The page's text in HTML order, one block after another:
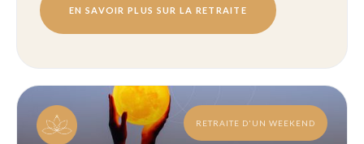
EN SAVOIR PLUS SUR LA RETRAITE
RETRAITE D'UN WEEKEND